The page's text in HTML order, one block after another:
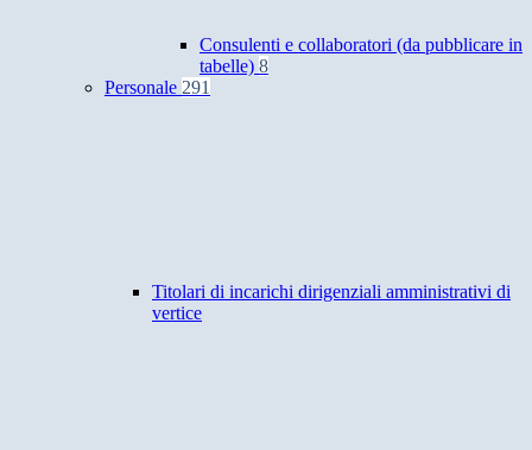
Consulenti e collaboratori (da pubblicare in
tabelle) 8
Personale 291
Titolari di incarichi dirigenziali amministrativi di
vertice